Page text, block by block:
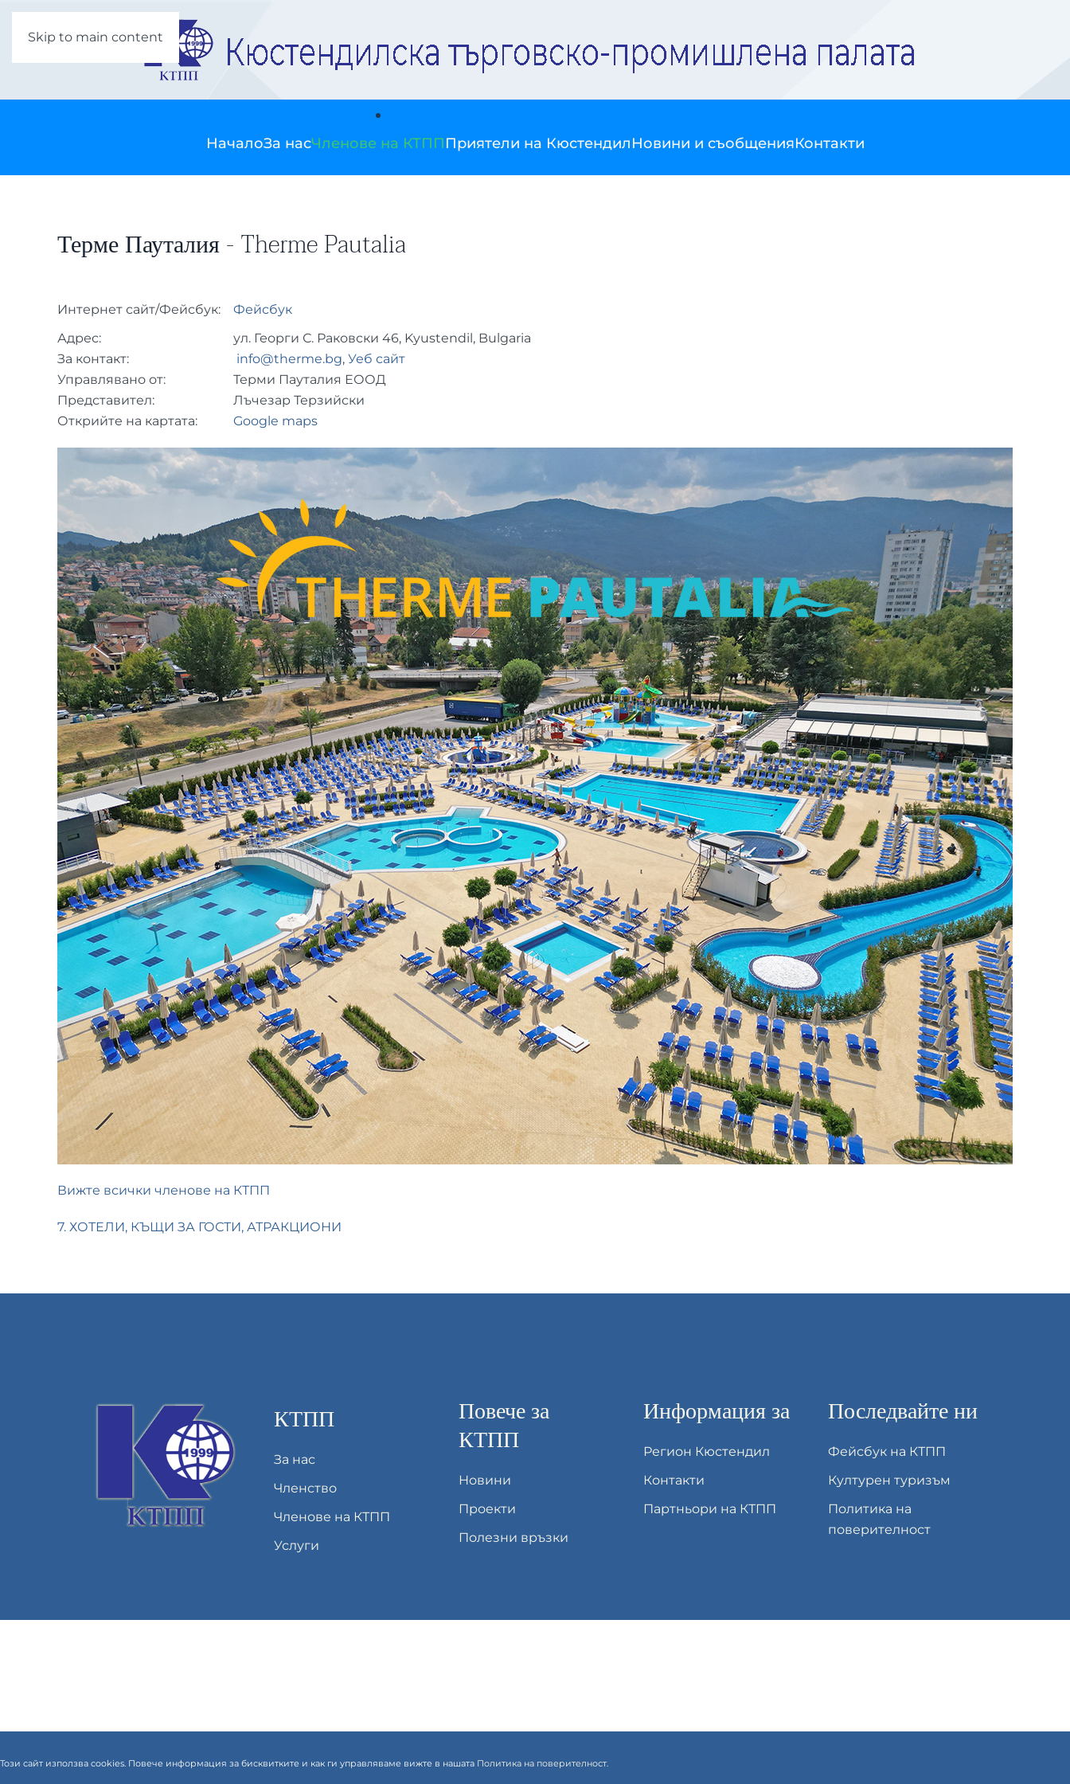
Skip to main content
НачалоЗа насЧленове на КТПППриятели на КюстендилНовини и съобщенияКонтакти
Терме Пауталия - Therme Pautalia
Интернет сайт/Фейсбук:
Фейсбук
Адрес:
ул. Георги С. Раковски 46, Kyustendil, Bulgaria
За контакт:
info@therme.bg, Уеб сайт
Управлявано от:
Терми Пауталия ЕООД
Представител:
Лъчезар Терзийски
Открийте на картата:
Google maps
Вижте всички членове на КТПП
7. ХОТЕЛИ, КЪЩИ ЗА ГОСТИ, АТРАКЦИОНИ
КТПП
За нас
Членство
Членове на КТПП
Услуги
Повече за
КТПП
Новини
Проекти
Полезни връзки
Информация за
Регион Кюстендил
Контакти
Партньори на КТПП
Последвайте ни
Фейсбук на КТПП
Културен туризъм
Политика на
поверителност
Този сайт използва cookies. Повече информация за бисквитките и как ги управляваме вижте в нашата Политика на поверителност.